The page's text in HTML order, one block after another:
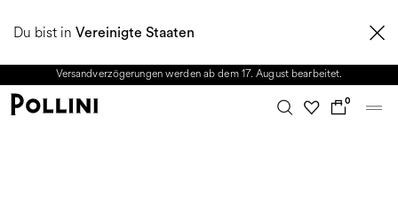
Du bist in Vereinigte Staaten
2026 KOLLEKTION. Vom 8. bis 16. August ist unser Kundenservice nicht
Versandverzögerungen werden ab dem 17. August bearbeitet.
0